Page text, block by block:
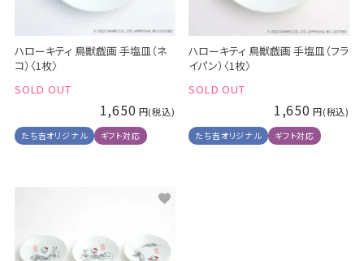
ハローキティ 鳥獣戯画 手塩皿（ネ
コ）〈1枚〉
SOLD OUT
1,650
たち吉オリジナル ギフト対応
ハローキティ 鳥獣戯画 手塩皿（フラ
イパン）〈1枚〉
SOLD OUT
1,650
たち吉オリジナル ギフト対応